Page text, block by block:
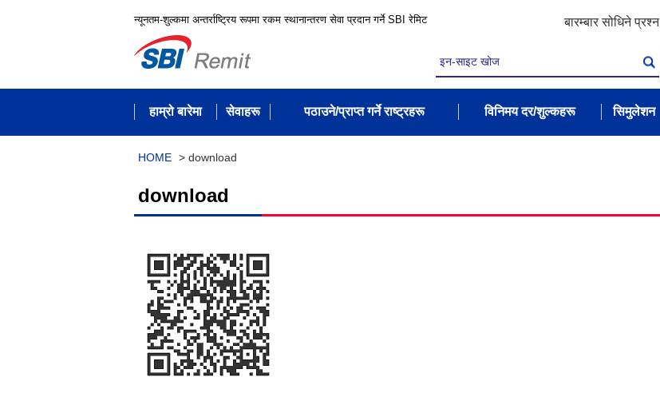
न्यूनतम-शुल्कमा अन्तर्राष्ट्रिय रूपमा रकम स्थानान्तरण सेवा प्रदान गर्ने SBI रेमिट बारम्बार सोधिने प्रश्न
हाम्रो बारेमा सेवाहरू पठाउने/प्राप्त गर्ने राष्ट्रहरू विनिमय दर/शुल्कहरू सिमुलेशन
HOME > download
download